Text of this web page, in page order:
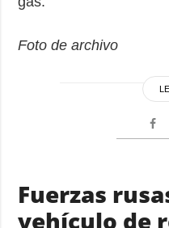
Foto de archivo
Fuerzas
vehículo de